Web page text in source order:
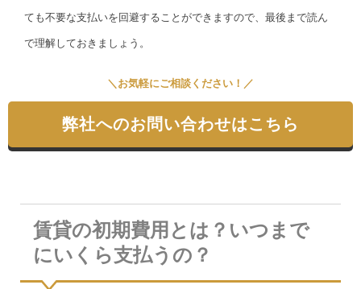
ても不要な支払いを回避することができますので、最後まで読ん
で理解しておきましょう。
＼お気軽にご相談ください！／
弊社へのお問い合わせはこちら
賃貸の初期費用とは？いつまで
にいくら支払うの？